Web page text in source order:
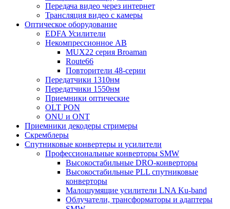
Передача видео через интернет
Трансляция видео с камеры
Оптическое оборудование
EDFA Усилители
Некомпрессионное АВ
MUX22 серия Broaman
Route66
Повторители 48-серии
Передатчики 1310нм
Передатчики 1550нм
Приемники оптические
OLT PON
ONU и ONT
Приемники декодеры стримеры
Скремблеры
Спутниковые конвертеры и усилители
Профессиональные конверторы SMW
Высокостабильные DRO-конверторы
Высокостабильные PLL спутниковые
конверторы
Малошумящие усилители LNA Ku-band
Облучатели, трансформаторы и адаптеры